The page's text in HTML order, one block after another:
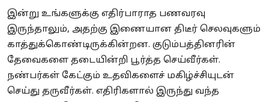
இன்று உங்களுக்கு எதிர்பாராத பணவரவு
இருந்தாலும், அதற்கு இணையான திடீர் செலவுகளும்
காத்துக்கொண்டிருக்கின்றன. குடும்பத்தினரின்
தேவைகளை தடையின்றி பூர்த்த செய்வீர்கள்.
நண்பர்கள் கேட்கும் உதவிகளைச் மகிழ்ச்சியுடன்
செய்து தருவீர்கள். எதிரிகளால் இருந்து வந்த